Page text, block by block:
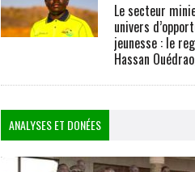
Le secteur
univers
jeunesse : le
Hassan
ANALYSES ET DONÉES